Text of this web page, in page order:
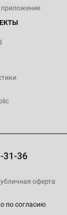
31-36
по согласию
оферта